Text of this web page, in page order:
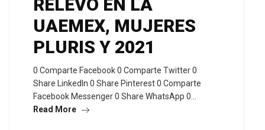
RELEVO EN LA
UAEMEX, MUJERES
PLURIS Y 2021
0 Comparte Facebook 0 Comparte Twitter 0
Share LinkedIn 0 Share Pinterest 0 Comparte
Facebook Messenger 0 Share WhatsApp 0…
Read More